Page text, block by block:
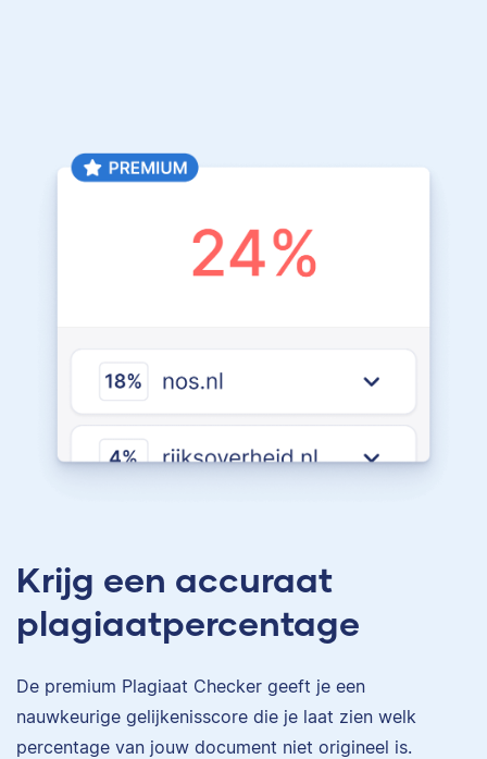
Krijg een accuraat
plagiaatpercentage
De premium Plagiaat Checker geeft je een
nauwkeurige gelijkenisscore die je laat zien welk
percentage van jouw document niet origineel is.